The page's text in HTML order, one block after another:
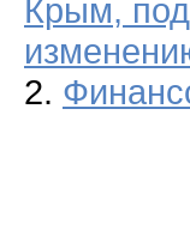
Крым,
2.